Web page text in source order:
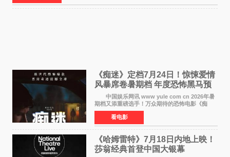
《痴迷》定档7月24日！惊悚爱情
风暴席卷暑期档 年度恐怖黑马预
中国娱乐网讯 www yule com cn 2026年暑
期档又添重磅选手！万众期待的恐怖电影《痴
迷》今日正式官宣定档，将于7月24日登陆内地各
大院线。这部被业内专家誉为新世代爆款恐怖电
影的作品，将为
看电影
《哈姆雷特》7月18日内地上映！
莎翁经典首登中国大银幕